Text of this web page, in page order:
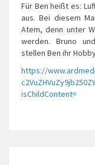
Für Ben heißt es:
aus. Bei diesem
Atem, denn unter
werden. Bruno
stellen Ben ihr
https://
isChildContent=